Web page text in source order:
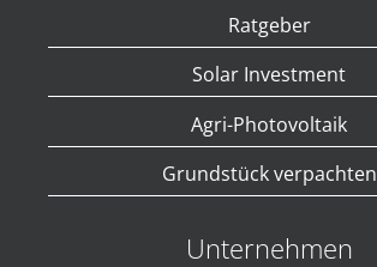
Ratgeber
Solar Investment
Agri-Photovoltaik
Grundstück verpachten
Unternehmen